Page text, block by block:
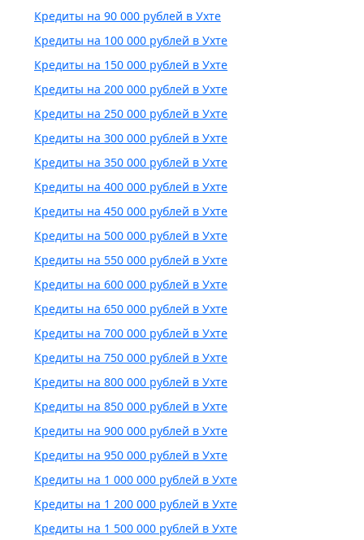
Кредиты на 90 000 рублей в Ухте
Кредиты на 100 000 рублей в Ухте
Кредиты на 150 000 рублей в Ухте
Кредиты на 200 000 рублей в Ухте
Кредиты на 250 000 рублей в Ухте
Кредиты на 300 000 рублей в Ухте
Кредиты на 350 000 рублей в Ухте
Кредиты на 400 000 рублей в Ухте
Кредиты на 450 000 рублей в Ухте
Кредиты на 500 000 рублей в Ухте
Кредиты на 550 000 рублей в Ухте
Кредиты на 600 000 рублей в Ухте
Кредиты на 650 000 рублей в Ухте
Кредиты на 700 000 рублей в Ухте
Кредиты на 750 000 рублей в Ухте
Кредиты на 800 000 рублей в Ухте
Кредиты на 850 000 рублей в Ухте
Кредиты на 900 000 рублей в Ухте
Кредиты на 950 000 рублей в Ухте
Кредиты на 1 000 000 рублей в Ухте
Кредиты на 1 200 000 рублей в Ухте
Кредиты на 1 500 000 рублей в Ухте